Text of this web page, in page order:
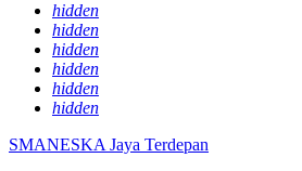
hidden
hidden
hidden
hidden
hidden
hidden
SMANESKA Jaya Terdepan